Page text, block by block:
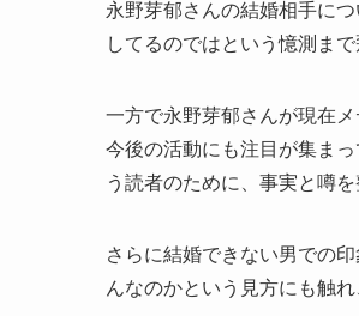
永野芽郁さんの結婚相手に
してるのではという憶測ま
一方で永野芽郁さんが現在
今後の活動にも注目が集ま
う読者のために、事実と噂
さらに結婚できない男での
んなのかという見方にも触